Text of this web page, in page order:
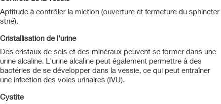
Aptitude à contrôler la miction (ouverture et fermeture du sphincter
strié).
Cristallisation de l'urine
Des cristaux de sels et des minéraux peuvent se former dans une
urine alcaline. L'urine alcaline peut également permettre à des
bactéries de se développer dans la vessie, ce qui peut entraîner
une infection des voies urinaires (IVU).
Cystite